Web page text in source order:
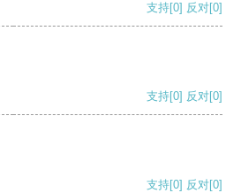
支持[0] 反对[0]
支持[0] 反对[0]
支持[0] 反对[0]